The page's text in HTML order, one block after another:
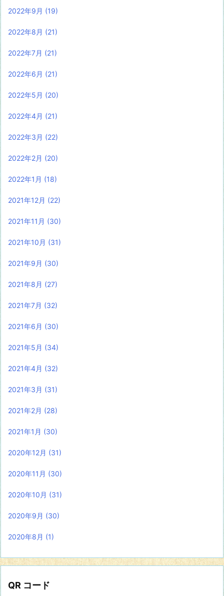
2022年9月 (19)
2022年8月 (21)
2022年7月 (21)
2022年6月 (21)
2022年5月 (20)
2022年4月 (21)
2022年3月 (22)
2022年2月 (20)
2022年1月 (18)
2021年12月 (22)
2021年11月 (30)
2021年10月 (31)
2021年9月 (30)
2021年8月 (27)
2021年7月 (32)
2021年6月 (30)
2021年5月 (34)
2021年4月 (32)
2021年3月 (31)
2021年2月 (28)
2021年1月 (30)
2020年12月 (31)
2020年11月 (30)
2020年10月 (31)
2020年9月 (30)
2020年8月 (1)
QR コード